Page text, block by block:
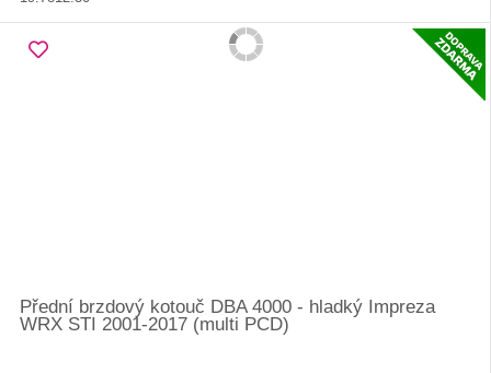
Přední brzdový kotouč DBA 4000 - hladký Impreza
WRX STI 2001-2017 (multi PCD)